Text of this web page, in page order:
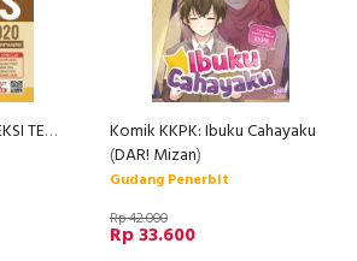
PEDOMAN RESMI SELEKSI TES CPNS CAT 2019/2020 (FREE CD)
Komik KKPK: Ibuku Cahayaku
(DAR! Mizan)
Gudang Penerbit
Rp 42.000
Rp 33.600